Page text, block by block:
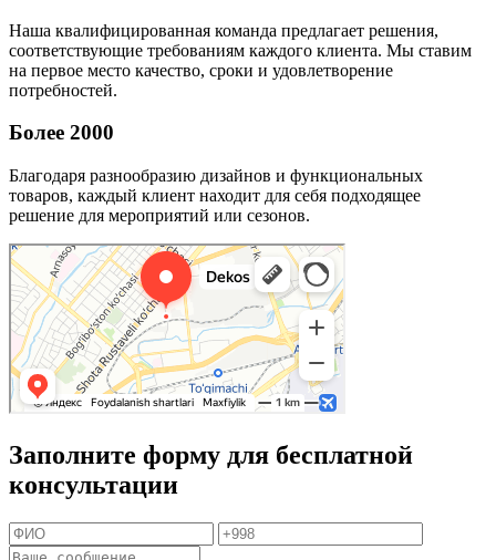
Наша квалифицированная команда предлагает решения,
соответствующие требованиям каждого клиента. Мы ставим
на первое место качество, сроки и удовлетворение
потребностей.
Более 2000
Благодаря разнообразию дизайнов и функциональных
товаров, каждый клиент находит для себя подходящее
решение для мероприятий или сезонов.
Заполните форму для бесплатной
консультации